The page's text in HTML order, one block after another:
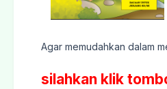
Agar memudahkan dalam
silahkan klik